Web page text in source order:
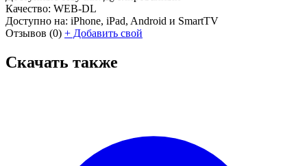
Качество: WEB-DL
Доступно на: iPhone, iPad, Android и SmartTV
Отзывов (0) + Добавить свой
Скачать также